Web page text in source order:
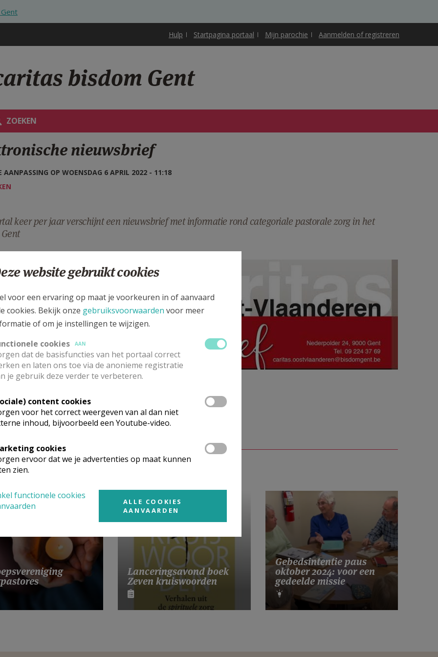
Hulp Startpagina portaal Mijn parochie Aanmelden of registreren
bisdom Gent
ZOEKEN
nieuwsbrief
AANPASSING OP WOENSDAG 6 APRIL 2022 - 11:18
keer per jaar verschijnt een nieuwsbrief met informatie rond categoriale pastorale zorg in het
nieuwsbrief.jpg
archief van de elektronische nieuwsbrief bekijken
Lanceringsavond boek
Zeven kruiswoorden
Gebedsintentie paus
oktober 2024: voor een
gedeelde missie
website gebruikt cookies
voor een ervaring op maat je voorkeuren in of aanvaard
cookies. Bekijk onze gebruiksvoorwaarden voor meer
of om je instellingen te wijzigen.
cookies
AAN
dat de basisfuncties van het portaal correct
en laten ons toe via de anonieme registratie
je gebruik deze verder te verbeteren.
content cookies
voor het correct weergeven van al dan niet
inhoud, bijvoorbeeld een Youtube-video.
cookies
ervoor dat we je advertenties op maat kunnen
zien.
functionele cookies
ALLE COOKIES
AANVAARDEN